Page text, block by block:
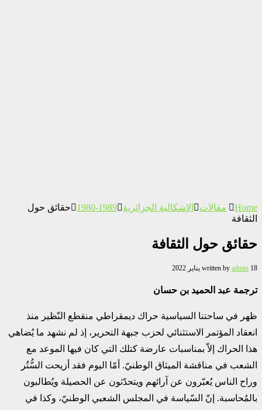
Home مقالات الإشكالية الجزائرية 1989-1980
حقائق حول
الثقافة
حقائق حول الثقافة
written by admin 18 يناير 2022
ترجمة عبد الحميد بن حسان
ظهر في ساحتنا السياسية حراك ديمقراطي منقطع النّظير منذ
انعقاد المؤتمر الاستثنائي لحزب جبهة التحرير، إذ لم نشهد ما يُضاهي
هذا الحراك إلاّ بمناسبات عارضة كتلك التي كان فيها الموعد مع
الشعب في مناقشة الميثاق الوطنيّ. أمّا اليوم فقد أزيحت السُّتُر
وراح الناس يُعبّرون عن آرائهم ويتحدّثون عن الحصيلة ويُطالبون
بالمُحاسبة. إنّ السّياسة في المجلس الشعبي الوطنيّ، وكذا في